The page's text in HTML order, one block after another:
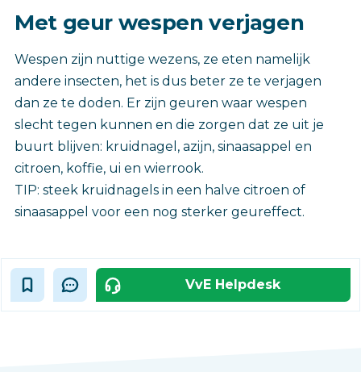
Met geur wespen verjagen
Wespen zijn nuttige wezens, ze eten namelijk
andere insecten, het is dus beter ze te verjagen
dan ze te doden. Er zijn geuren waar wespen
slecht tegen kunnen en die zorgen dat ze uit je
buurt blijven: kruidnagel, azijn, sinaasappel en
citroen, koffie, ui en wierrook.
TIP: steek kruidnagels in een halve citroen of
sinaasappel voor een nog sterker geureffect.
VvE Helpdesk